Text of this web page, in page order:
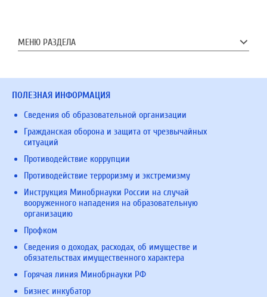
МЕНЮ РАЗДЕЛА
ПОЛЕЗНАЯ ИНФОРМАЦИЯ
Сведения об образовательной организации
Гражданская оборона и защита от чрезвычайных
ситуаций
Противодействие коррупции
Противодействие терроризму и экстремизму
Инструкция Минобрнауки России на случай
вооруженного нападения на образовательную
организацию
Профком
Сведения о доходах, расходах, об имуществе и
обязательствах имущественного характера
Горячая линия Минобрнауки РФ
Бизнес инкубатор